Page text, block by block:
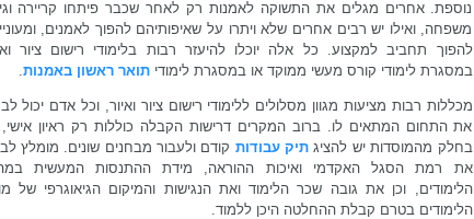
נוספת. אחרים מגלים את התשוקה לאמנות רק לאחר שכבר פיתחו קריירה
משפחה, ואילו יש רבים אחרים שלא ויתרו על שאיפותיהם להפוך לאמנים,
להפוך תחביב למקצוע. כל אלה יוכלו להיעזר רבות בלימודי רישום ציור
במסגרת לימודי קורס מעשי ממוקד או במסגרת לימודיתואר ראשון באמנות.
מכללות רבות מציעות מגוון מסלולים ללימודי רישום ציור ואיור, וכל אדם יכול
את התחום המתאים לו. ברוב המקרים דרישות הקבלה כוללות רק ראיון
בחלק מהמוסדות יש להציג תיק עבודות קודם ולעבור מבחנים שונים. מומלץ
את רמת הסגל האקדמי ואיכות ההוראה, מידת ההתנסות המעשית
הלימודים, וכן את גובה שכר הלימוד ואת הנגישות והמיקום הגיאוגרפי של
הלימודים בטרם קבלת ההחלטה היכן ללמוד.